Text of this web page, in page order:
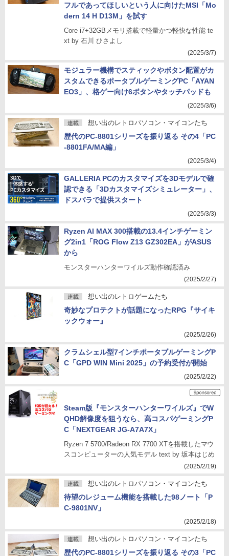
フルであってほしいという人に向けたMSI「Mo
dern 14 H D13M」を試す
Core i7+32GBメモリ搭載で軽量かつ軽快な性能 te
xt by 石川 ひさよし
(2025/3/7)
モジュラー機構でスティックやボタン配置がカ
スタムできるポータブルゲーミングPC「AYAN
EO3」、格ゲー向け6ボタンやタッチパッドも
(2025/3/6)
連載 想い出のレトロパソコン・マイコンたち
歴代のPC-8801シリーズを振り返る その4「PC
-8801FA/MA編」
(2025/3/4)
GALLERIA PCのカスタマイズを3Dモデルで確
認できる「3Dカスタマイズシミュレーター」、
ドスパラで提供スタート
(2025/3/3)
Ryzen AI MAX 300搭載の13.4インチゲーミン
グ2in1「ROG Flow Z13 GZ302EA」がASUS
から
モンスターハンターワイルズ動作確認済み
(2025/2/27)
連載 想い出のレトロゲームたち
奇妙なプロテクトが話題になったRPG『サイキ
ックウォー』
(2025/2/26)
クラムシェル型7インチポータブルゲーミングP
C「GPD WIN Mini 2025」の予約受付が開始
(2025/2/22)
Steam版『モンスターハンターワイルズ』でW
QHD解像度を狙うなら、高コスパゲーミングP
C「NEXTGEAR JG-A7A7X」
Ryzen 7 5700/Radeon RX 7700 XTを搭載したマウ
スコンピューターの人気モデル text by 坂本はじめ
(2025/2/19)
連載 想い出のレトロパソコン・マイコンたち
待望のレジューム機能を搭載した98ノート「P
C-9801NV」
(2025/2/18)
連載 想い出のレトロパソコン・マイコンたち
歴代のPC-8801シリーズを振り返る その3「PC